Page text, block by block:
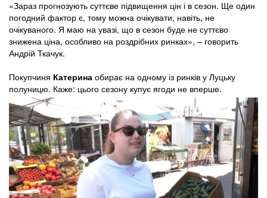
«Зараз прогнозують суттєве підвищення цін і в сезон. Ще один
погодний фактор є, тому можна очікувати, навіть, не
очікуваного. Я маю на увазі, що в сезон буде не суттєво
знижена ціна, особливо на роздрібних ринках», – говорить
Андрій Ткачук.
Покупчиня Катерина обирає на одному із ринків у Луцьку
полуницю. Каже: цього сезону купує ягоди не вперше.